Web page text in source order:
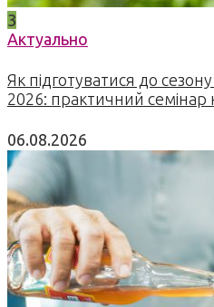
3
Актуально
Як підготуватися до
2026: практичний семінар
06.08.2026